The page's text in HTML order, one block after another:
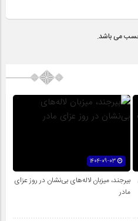
می باشد.
بیرجند، میزبان لاله‌های بی‌نشان در روز عزای
مادر